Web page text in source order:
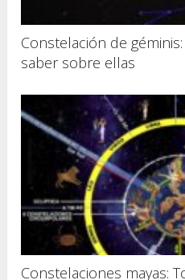
Constelación de
saber sobre ellas
Constelaciones mayas: